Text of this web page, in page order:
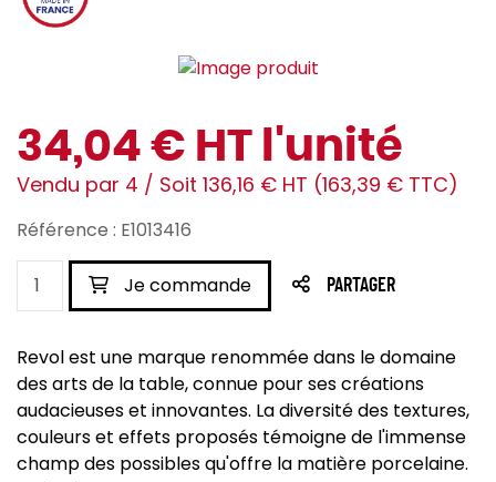
34,04 € HT l'unité
Vendu par 4 / Soit 136,16 € HT (163,39 € TTC)
Référence : E1013416
Je commande PARTAGER
Revol est une marque renommée dans le domaine
des arts de la table, connue pour ses créations
audacieuses et innovantes. La diversité des textures,
couleurs et effets proposés témoigne de l'immense
champ des possibles qu'offre la matière porcelaine.